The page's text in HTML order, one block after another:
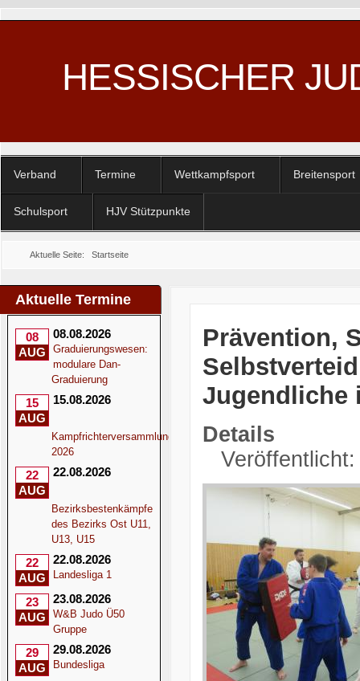
HESSISCHER
Verband Termine Wettkampfsport Breitensport
Schulsport HJV Stützpunkte
Aktuelle Seite: Startseite
Aktuelle Termine
08
AUG
08.08.2026
Graduierungswesen:
modulare Dan-
Graduierung
15
AUG
15.08.2026
Kampfrichterversammlung
2026
22
AUG
22.08.2026
Bezirksbestenkämpfe
des Bezirks Ost U11,
U13, U15
22
AUG
22.08.2026
Landesliga 1
23
AUG
23.08.2026
W&B Judo Ü50
Gruppe
29
AUG
29.08.2026
Bundesliga
Prävention,
Jugendliche
Details